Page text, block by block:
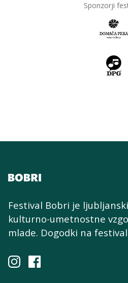
Sponzorji
Festival Bobri je
kulturno-umetnostne
mlade. Dogodki na